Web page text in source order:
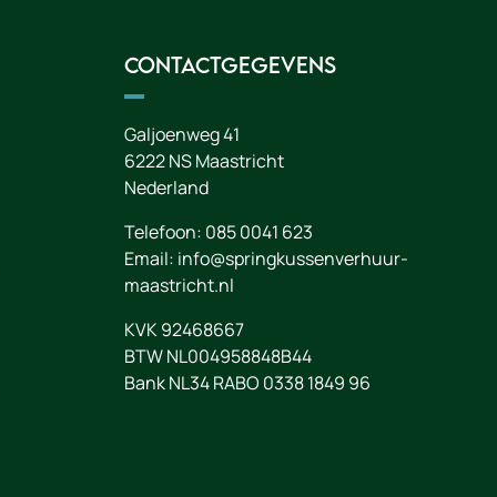
Contactgegevens
Galjoenweg 41
6222 NSMaastricht
Nederland
Telefoon: 085 0041 623
Email: info@springkussenverhuur-
maastricht.nl
KVK 92468667
BTW NL004958848B44
Bank NL34 RABO 0338 1849 96